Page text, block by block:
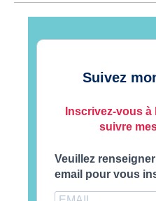
Suivez
Inscrivez-vous
suivre
Veuillez
email pour vous